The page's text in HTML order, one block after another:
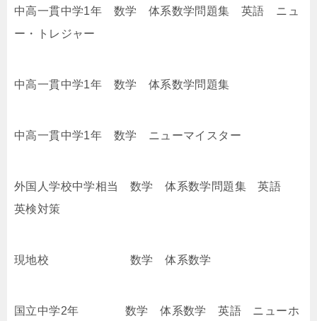
中高一貫中学1年 数学 体系数学問題集 英語 ニュ
ー・トレジャー
中高一貫中学1年 数学 体系数学問題集
中高一貫中学1年 数学 ニューマイスター
外国人学校中学相当 数学 体系数学問題集 英語
英検対策
現地校 数学 体系数学
国立中学2年 数学 体系数学 英語 ニューホ